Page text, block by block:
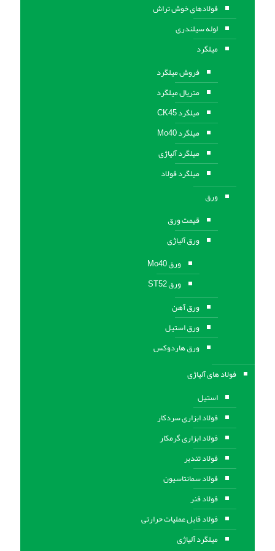
فولادهای خوش تراش
لوله سیلندری
میلگرد
فروش میلگرد
متریال میلگرد
میلگرد CK45
میلگرد Mo40
میلگرد آلیاژی
میلگرد فولاد
ورق
قیمت ورق
ورق آلیاژی
ورق Mo40
ورق ST52
ورق آهن
ورق استيل
ورق هاردوکس
فولاد های آلیاژی
استیل
فولاد ابزاری سردکار
فولاد ابزاری گرمکار
فولاد تندبر
فولاد سمانتاسیون
فولاد فنر
فولاد قابل عملیات حرارتی
ميلگرد آلیاژی